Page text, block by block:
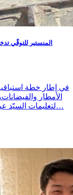
المنستير للتوقّي
في إطار خطة
الأمطار
لتعليمات السيّد عيسى موسى والي المنستير، وبإشراف ومتابعة…